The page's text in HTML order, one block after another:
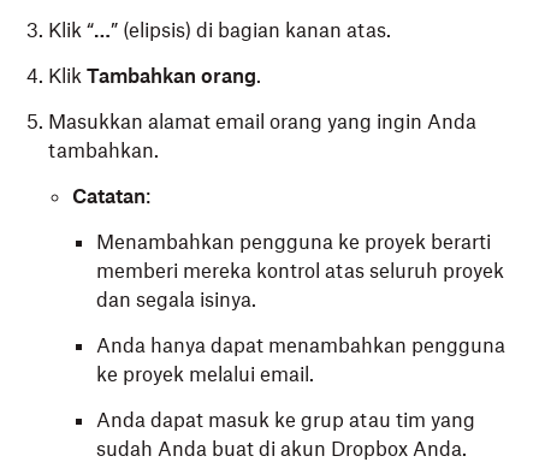
Klik “…” (elipsis) di bagian kanan atas.
Klik Tambahkan orang.
Masukkan alamat email orang yang ingin Anda
tambahkan.
Catatan:
Menambahkan pengguna ke proyek berarti
memberi mereka kontrol atas seluruh proyek
dan segala isinya.
Anda hanya dapat menambahkan pengguna
ke proyek melalui email.
Anda dapat masuk ke grup atau tim yang
sudah Anda buat di akun Dropbox Anda.